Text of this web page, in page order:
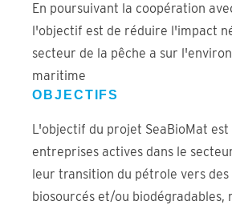
En poursuivant la coopération
l'objectif est de réduire l'impact
secteur de la pêche a sur
maritime
OBJECTIFS
L'objectif du projet SeaBioMat
entreprises actives dans le
leur transition du pétrole vers
biosourcés et/ou biodégradables,